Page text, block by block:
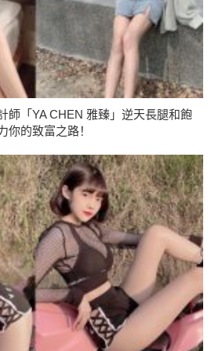
師「YA CHEN 雅臻」逆天長腿和飽
你的致富之路！